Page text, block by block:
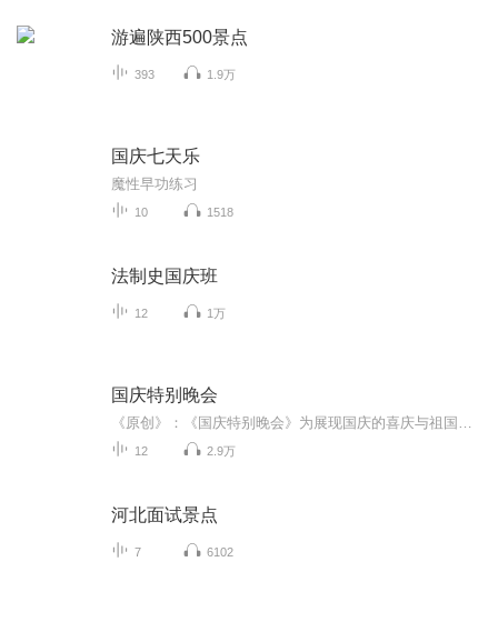
游遍陕西500景点
393 1.9万
国庆七天乐
魔性早功练习
10 1518
法制史国庆班
12 1万
国庆特别晚会
12 2.9万
河北面试景点
7 6102